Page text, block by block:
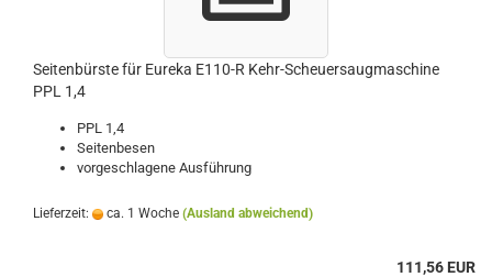
Seitenbürste für Eureka E110-R Kehr-Scheuersaugmaschine
PPL 1,4
PPL 1,4
Seitenbesen
vorgeschlagene Ausführung
Lieferzeit: ca. 1 Woche (Ausland abweichend)
111,56 EUR